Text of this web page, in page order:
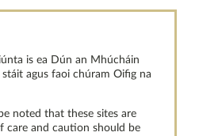
is ea Dún an Mhúcháin
agus faoi chúram Oifig na
noted that these sites are
care and caution should be